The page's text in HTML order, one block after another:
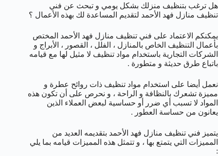
هل ترغب بتنظيف منزلك بشكل يومي و تبحث عن فني
تنظيف منازل فهد الأحمد لتقديم المساعدة لك بهذه الأعمال ؟
يمكنكم الاعتماد على فني تنظيف منازل فهد الأحمد المختص
بأعمال التنظيف الخاص بالمنازل ، الفلل ، القصور ، الأبراج و
الشركات التجارية باستخدام مواد تنظيف لا مثيل لها مع قيامه
باتباع طرق حديثة و متطورة .
نعمل أيضا على استخدام مواد تنظيف ذات روائح عطرة و
مميزة تشعرك بالنظافة و الراحة ، و نحرص على أن تكون هذه
المواد لا تسبب أي ضرر أو حساسية لبعض العملاء الذين
يعانون من حساسة العطور .
يتميز فني تنظيف منازل فهد الأحمد بتقديمه العديد من
المميزات التي يتمتع بها ، و تتمثل هذه المميزات قيامه بما يلي
: